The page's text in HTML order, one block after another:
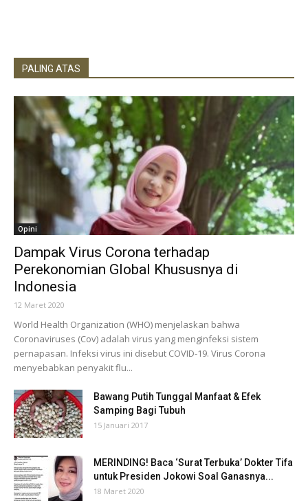
PALING ATAS
Opini
Dampak Virus Corona terhadap
Perekonomian Global Khususnya di
Indonesia
12 Maret 2020
World Health Organization (WHO) menjelaskan bahwa
Coronaviruses (Cov) adalah virus yang menginfeksi sistem
pernapasan. Infeksi virus ini disebut COVID-19. Virus Corona
menyebabkan penyakit flu...
Bawang Putih Tunggal Manfaat & Efek
Samping Bagi Tubuh
15 Januari 2017
MERINDING! Baca ‘Surat Terbuka’ Dokter Tifa
untuk Presiden Jokowi Soal Ganasnya...
18 Maret 2020